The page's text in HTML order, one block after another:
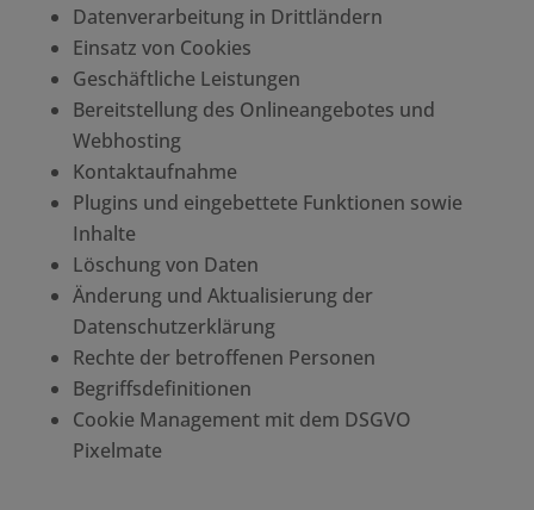
Datenverarbeitung in Drittländern
Einsatz von Cookies
Geschäftliche Leistungen
Bereitstellung des Onlineangebotes und
Webhosting
Kontaktaufnahme
Plugins und eingebettete Funktionen sowie
Inhalte
Löschung von Daten
Änderung und Aktualisierung der
Datenschutzerklärung
Rechte der betroffenen Personen
Begriffsdefinitionen
Cookie Management mit dem DSGVO
Pixelmate